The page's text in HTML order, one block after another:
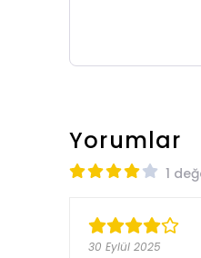
Yorumlar
1
30 Eylül 2025